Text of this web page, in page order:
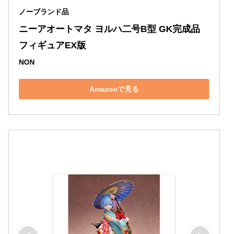
ノーブランド品
ニーアオートマタ ヨルハ二号B型 GK完成品
フィギュアEX版
NON
Amazonで見る